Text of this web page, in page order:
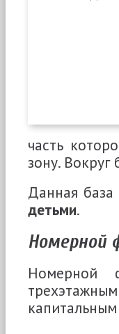
часть
зону. Вокруг
Данная
детьми.
Номерной
Номерной